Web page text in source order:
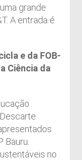
grande
A entrada é
e da FOB-
Ciência da
Bauru.
no